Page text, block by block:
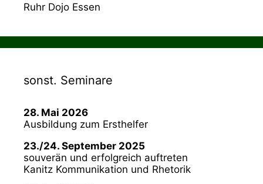
Ruhr Dojo Essen
sonst. Seminare
28. Mai 2026
Ausbildung zum Ersthelfer
23./24. September 2025
souverän und erfolgreich auftreten
Kanitz Kommunikation und Rhetorik